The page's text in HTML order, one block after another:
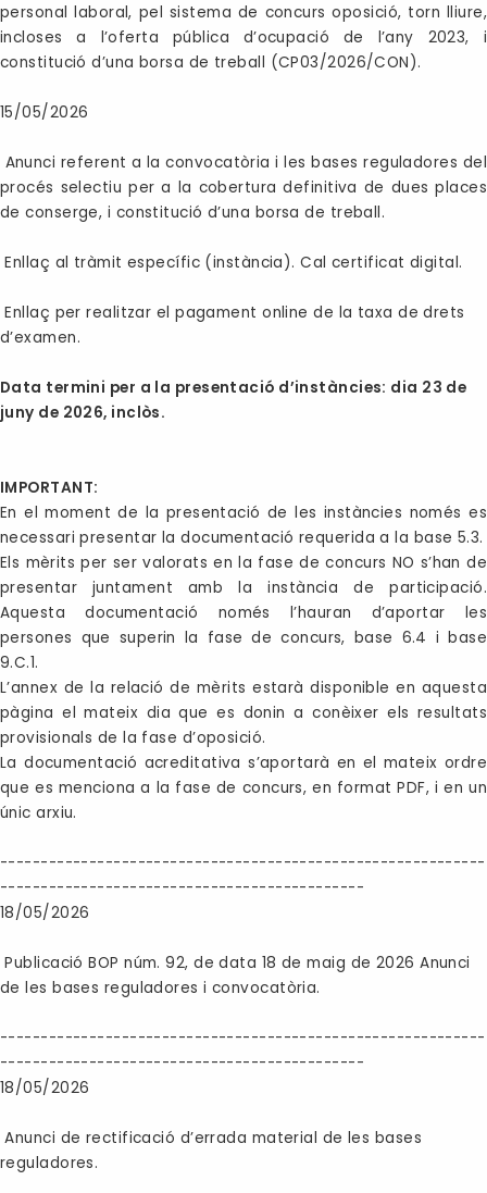
personal laboral, pel sistema de concurs oposició, torn lliure,
incloses a l’oferta pública d’ocupació de l’any 2023, i
constitució d’una borsa de treball (CP03/2026/CON).
15/05/2026
Anunci referent a la convocatòria i les bases reguladores del
procés selectiu per a la cobertura definitiva de dues places
de conserge, i constitució d’una borsa de treball.
Enllaç al tràmit específic (instància). Cal certificat digital.
Enllaç per realitzar el pagament online de la taxa de drets
d’examen.
Data termini per a la presentació d’instàncies: dia 23 de
juny de 2026, inclòs.
IMPORTANT:
En el moment de la presentació de les instàncies només es
necessari presentar la documentació requerida a la base 5.3.
Els mèrits per ser valorats en la fase de concurs NO s’han de
presentar juntament amb la instància de participació.
Aquesta documentació només l’hauran d’aportar les
persones que superin la fase de concurs, base 6.4 i base
9.C.1.
L’annex de la relació de mèrits estarà disponible en aquesta
pàgina el mateix dia que es donin a conèixer els resultats
provisionals de la fase d’oposició.
La documentació acreditativa s’aportarà en el mateix ordre
que es menciona a la fase de concurs, en format PDF, i en un
únic arxiu.
------------------------------------------------------------
---------------------------------------------
18/05/2026
Publicació BOP núm. 92, de data 18 de maig de 2026 Anunci
de les bases reguladores i convocatòria.
------------------------------------------------------------
---------------------------------------------
18/05/2026
Anunci de rectificació d’errada material de les bases
reguladores.